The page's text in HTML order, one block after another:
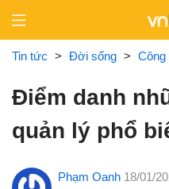
content
Tin tức > Đời sống > Công
Điểm danh
quản lý phổ
Phạm Oanh 18/01/